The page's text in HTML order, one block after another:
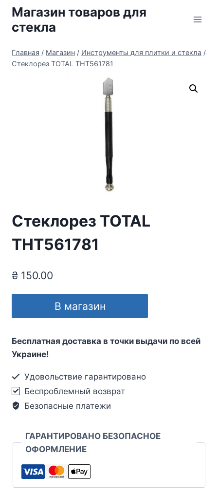
Перейти
содержимому
Магазин товаров для
стекла
Главная / Магазин / Инструменты для плитки и стекла /
Стеклорез TOTAL THT561781
Стеклорез TOTAL
THT561781
₴ 150.00
В магазин
Бесплатная доставка в точки выдачи по всей
Украине!
Удовольствие гарантировано
Беспроблемный возврат
Безопасные платежи
ГАРАНТИРОВАНО БЕЗОПАСНОЕ
ОФОРМЛЕНИЕ